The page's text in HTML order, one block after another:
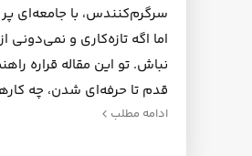
سرگرم‌کنندس، با جامعه‌ای پر
اما اگه تازه‌کاری و نمی‌دونی
نباش. تو این مقاله قراره
قدم تا حرفه‌ای شدن، چه
ادامه مطلب